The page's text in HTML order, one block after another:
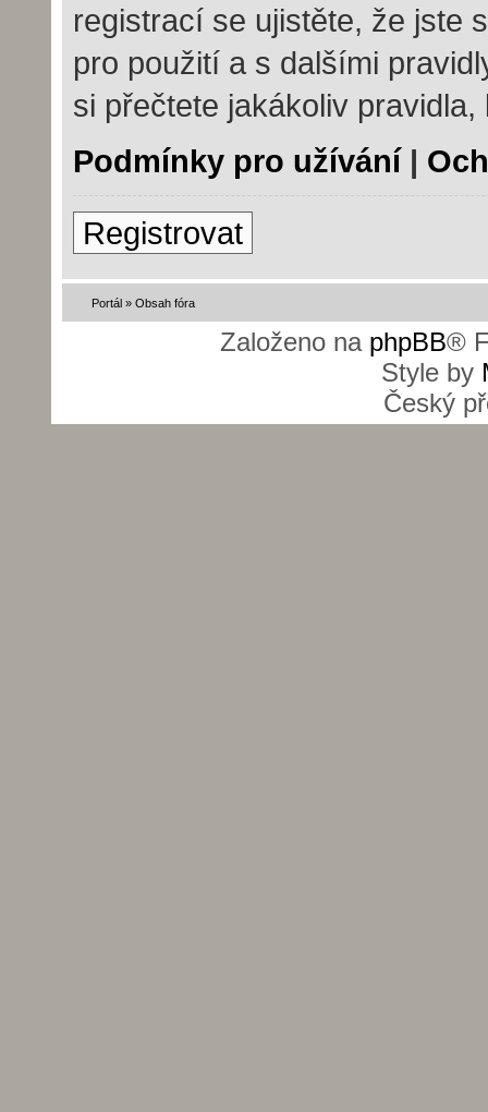
registrací se ujistěte, že jste
pro použití a s dalšími
si přečtete jakákoliv
Podmínky pro užívání|
Registrovat
Portál» Obsah fóra
Založeno na phpBB®
Style by
Český